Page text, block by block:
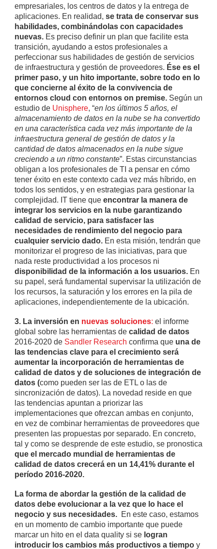
empresariales, los centros de datos y la entrega de
aplicaciones. En realidad, se trata de conservar sus
habilidades, combinándolas con capacidades
nuevas. Es preciso definir un plan que facilite esta
transición, ayudando a estos profesionales a
perfeccionar sus habilidades de gestión de servicios
de infraestructura y gestión de proveedores. Ése es el
primer paso, y un hito importante, sobre todo en lo
que concierne al éxito de la convivencia de
entornos cloud con entornos on premise. Según un
estudio de Unisphere, “en los últimos 5 años, el
almacenamiento de datos en la nube se ha convertido
en una característica cada vez más importante de la
infraestructura general de gestión de datos y la
cantidad de datos almacenados en la nube sigue
creciendo a un ritmo constante”. Estas circunstancias
obligan a los profesionales de TI a pensar en cómo
tener éxito en este contexto cada vez más híbrido, en
todos los sentidos, y en estrategias para gestionar la
complejidad. IT tiene que encontrar la manera de
integrar los servicios en la nube garantizando
calidad de servicio, para satisfacer las
necesidades de rendimiento del negocio para
cualquier servicio dado. En esta misión, tendrán que
monitorizar el progreso de las iniciativas, para que
nada reste productividad a los procesos ni
disponibilidad de la información a los usuarios. En
su papel, será fundamental supervisar la utilización de
los recursos, la saturación y los errores en la pila de
aplicaciones, independientemente de la ubicación.
3. La inversión en nuevas soluciones: el informe
global sobre las herramientas de calidad de datos
2016-2020 de Sandler Research confirma que una de
las tendencias clave para el crecimiento será
aumentar la incorporación de herramientas de
calidad de datos y de soluciones de integración de
datos (como pueden ser las de ETL o las de
sincronización de datos). La novedad reside en que
las tendencias apuntan a priorizar las
implementaciones que ofrezcan ambas en conjunto,
en vez de combinar herramientas de proveedores que
presenten las propuestas por separado. En concreto,
tal y como se desprende de este estudio, se pronostica
que el mercado mundial de herramientas de
calidad de datos crecerá en un 14,41% durante el
período 2016-2020.
La forma de abordar la gestión de la calidad de
datos debe evolucionar a la vez que lo hace el
negocio y sus necesidades. En este caso, estamos
en un momento de cambio importante que puede
marcar un hito en el data quality si se logran
introducir los cambios más productivos a tiempo y